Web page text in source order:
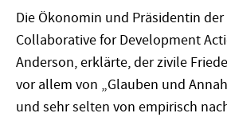
Die Ökonomin und Präsidentin
Collaborative for Development
Anderson, erklärte, der zivile
vor allem von „Glauben und
und sehr selten von empirisch